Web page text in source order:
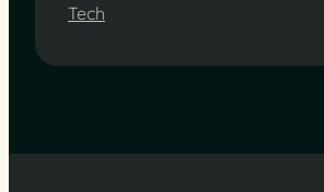
Tech